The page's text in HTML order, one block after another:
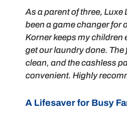
As a parent of three,
been a game changer for
Korner keeps my children
get our laundry done.
clean, and the cashless
convenient. Highly
A Lifesaver for Busy